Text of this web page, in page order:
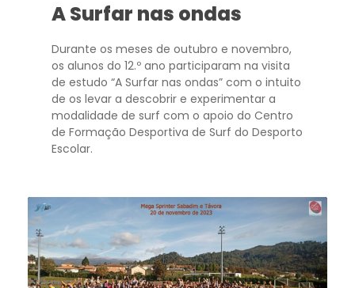
A Surfar nas ondas
Durante os meses de outubro e novembro,
os alunos do 12.º ano participaram na visita
de estudo “A Surfar nas ondas” com o intuito
de os levar a descobrir e experimentar a
modalidade de surf com o apoio do Centro
de Formação Desportiva de Surf do Desporto
Escolar.